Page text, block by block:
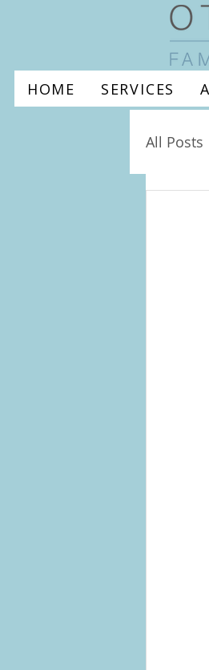
HOME SERVICES
All Posts